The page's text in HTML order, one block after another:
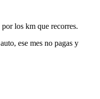
por los km que recorres.
ese mes no pagas y